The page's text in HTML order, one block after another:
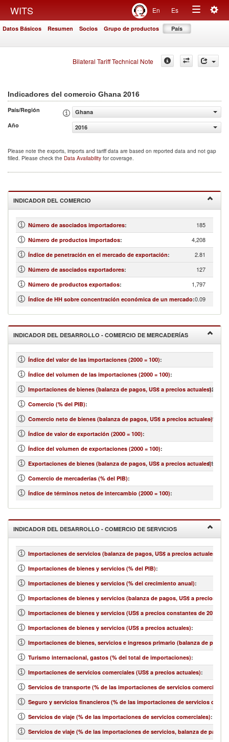
WITS En Es
Toggle
Datos Básicos Resumen Socios Grupo de productos País
Bilateral Tariff Technical Note
Indicadores del comercio Ghana 2016
País/Región
Ghana
Año
2016
Please note the exports, imports and tariff data are based on reported data and not gap
filled. Please check the Data Availability for coverage.
INDICADOR DEL COMERCIO
Número de asociados importadores: 185
Número de productos importados: 4,208
Índice de penetración en el mercado de exportación: 2.81
Número de asociados exportadores: 127
Número de productos exportados: 1,797
Índice de HH sobre concentración económica de un mercado:0.09
INDICADOR DEL DESARROLLO - COMERCIO DE MERCADERÍAS
Índice del valor de las importaciones (2000 = 100):
Índice del volumen de las importaciones (2000 = 100):
Importaciones de bienes (balanza de pagos, US$ a precios actuales):
Comercio (% del PIB):
Comercio neto de bienes (balanza de pagos, US$ a precios actuales):
-
Índice de valor de exportación (2000 = 100):
Índice del volumen de exportaciones (2000 = 100):
Exportaciones de bienes (balanza de pagos, US$ a precios actuales):
Comercio de mercaderías (% del PIB):
Índice de términos netos de intercambio (2000 = 100):
INDICADOR DEL DESARROLLO - COMERCIO DE SERVICIOS
Importaciones de servicios (balanza de pagos, US$ a precios actuales)
Importaciones de bienes y servicios (% del PIB):
Importaciones de bienes y servicios (% del crecimiento anual):
Importaciones de bienes y servicios (balanza de pagos, US$ a precios
Importaciones de bienes y servicios (US$ a precios constantes de 2010)
Importaciones de bienes y servicios (US$ a precios actuales):
Importaciones de bienes, servicios e ingresos primario (balanza de
Turismo internacional, gastos (% del total de importaciones):
Importaciones de servicios comerciales (US$ a precios actuales):
Servicios de transporte (% de las importaciones de servicios comerciales)
Seguro y servicios financieros (% de las importaciones de servicios
Servicios de viaje (% de las importaciones de servicios comerciales):
Servicios de viaje (% de las importaciones de servicios, balanza de pagos)